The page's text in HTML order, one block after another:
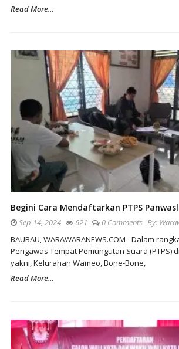
Read More...
Begini Cara Mendaftarkan PTPS
Sep 14, 2024 621 0 Comments By:
BAUBAU, WARAWARANEWS.COM - Dalam
Pengawas Tempat Pemungutan Suara (PTPS)
yakni, Kelurahan Wameo, Bone-Bone,
Read More...